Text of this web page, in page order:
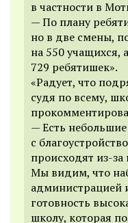
в частности в
— По плану
но в две смены,
на 550 учащихся,
729 ребятишек».
«Радует, что
судя по всему,
— Есть
с
происходят из-
Мы видим, что
администрацией
готовность
школу, которая